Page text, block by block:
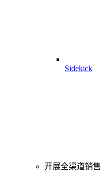
Sidekick
开展全渠道销售